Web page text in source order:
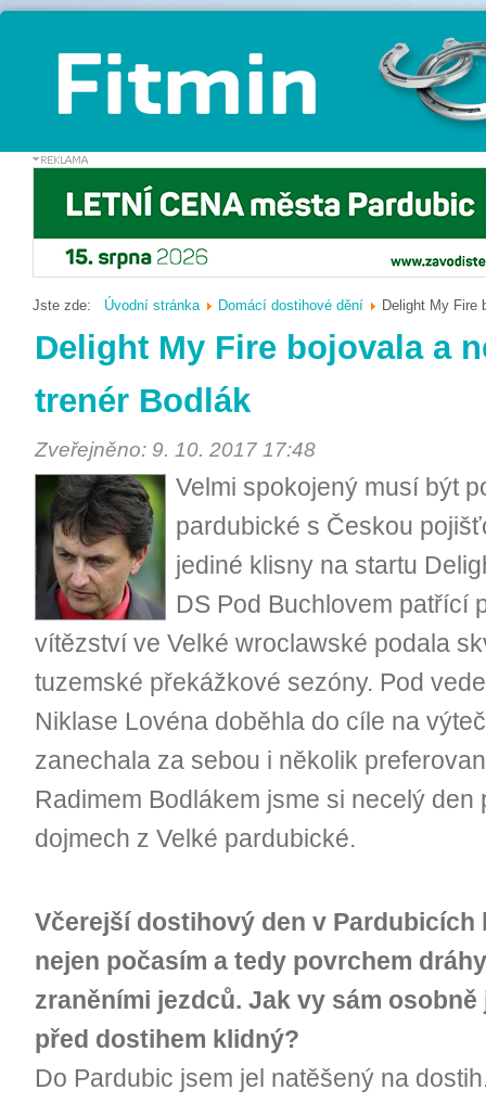
Jste zde: Úvodní stránka Domácí dostihové dění Delight My Fire
Delight My Fire bojovala a
trenér Bodlák
Zveřejněno: 9. 10. 2017 17:48
Velmi spokojený musí být
pardubické s Českou
jediné klisny na startu
DS Pod Buchlovem patřící
vítězství ve Velké wroclawské podala
tuzemské překážkové sezóny. Pod
Niklase Lovéna doběhla do cíle na
zanechala za sebou i několik
Radimem Bodlákem jsme si necelý
dojmech z Velké pardubické.
Včerejší dostihový den v Pardubicích
nejen počasím a tedy povrchem
zraněními jezdců. Jak vy sám
před dostihem klidný?
Do Pardubic jsem jel natěšený na